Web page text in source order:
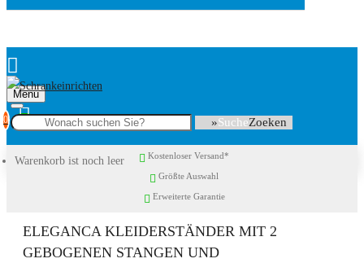
Menu
0
Warenkorb ist noch leer
Suche
Kostenloser Versand*
Größte Auswahl
Erweiterte Garantie
ELEGANCA KLEIDERSTÄNDER MIT 2
GEBOGENEN STANGEN UND